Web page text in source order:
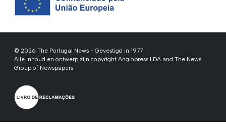
© 2026 The Portugal News - Gevestigd in 1977
Alle inhoud en ontwerp zijn copyright Anglopress LDA and The News
Group of Newspapers